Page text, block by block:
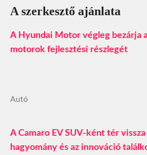
A szerkesztő ajánlata
A Hyundai Motor végleg bezárja
motorok fejlesztési részlegét
Autó
A Camaro EV SUV-ként tér
hagyomány és az innováció